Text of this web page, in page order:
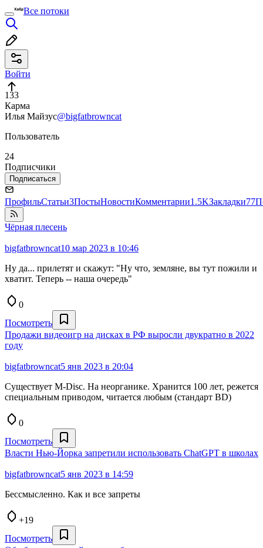
Все потоки
Войти
133
Карма
Илья Майзус@bigfatbrowncat
Пользователь
24
Подписчики
Подписаться
ПрофильСтатьи3ПостыНовостиКомментарии1.5KЗакладки77
Чёрная плесень
bigfatbrowncat10 мар 2023 в 10:46
Ну да... прилетят и скажут: "Ну что, земляне, вы тут пожили и
хватит. Теперь -- наша очередь"
0
Посмотреть
Продажи видеоигр на дисках в РФ выросли двукратно в 2022
году
bigfatbrowncat5 янв 2023 в 20:04
Существует M-Disc. На неорганике. Хранится 100 лет, режется
специальным приводом, читается любым (стандарт BD)
0
Посмотреть
Власти Нью-Йорка запретили использовать ChatGPT в школах
bigfatbrowncat5 янв 2023 в 14:59
Бессмысленно. Как и все запреты
+19
Посмотреть